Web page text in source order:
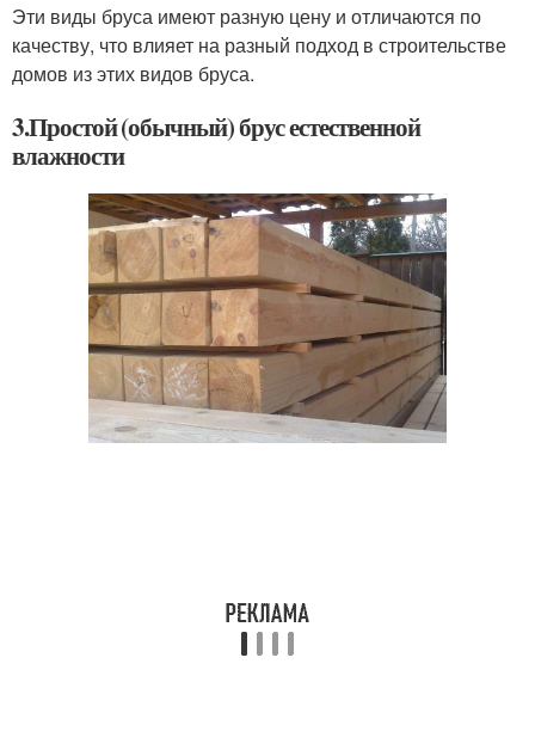
Эти виды бруса имеют разную цену и отличаются по
качеству, что влияет на разный подход в строительстве
домов из этих видов бруса.
3.Простой (обычный) брус естественной
влажности